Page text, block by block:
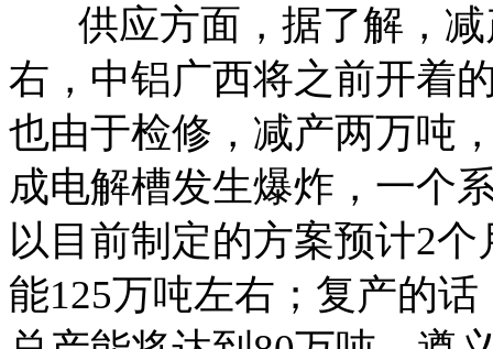
供应方面，据了解，减
右，中铝广西将之前开着
也由于检修，减产两万吨
成电解槽发生爆炸，一个
以目前制定的方案预计2
能125万吨左右；复产的